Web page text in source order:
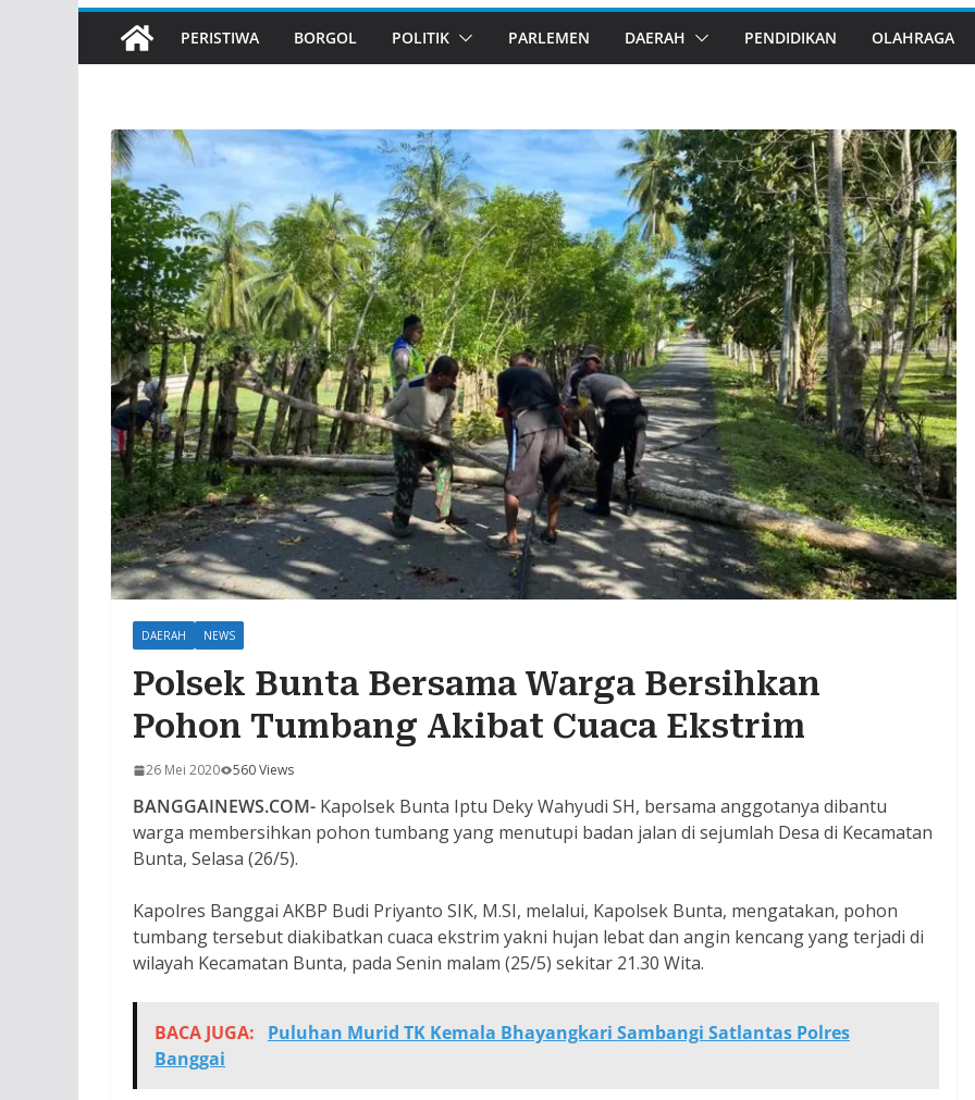
PERISTIWA BORGOL POLITIK PARLEMEN DAERAH PENDIDIKAN OLAHRAGA
DAERAH NEWS
Polsek Bunta Bersama Warga Bersihkan
Pohon Tumbang Akibat Cuaca Ekstrim
26 Mei 2020 560 Views
BANGGAINEWS.COM- Kapolsek Bunta Iptu Deky Wahyudi SH, bersama anggotanya dibantu
warga membersihkan pohon tumbang yang menutupi badan jalan di sejumlah Desa di Kecamatan
Bunta, Selasa (26/5).
Kapolres Banggai AKBP Budi Priyanto SIK, M.SI, melalui, Kapolsek Bunta, mengatakan, pohon
tumbang tersebut diakibatkan cuaca ekstrim yakni hujan lebat dan angin kencang yang terjadi di
wilayah Kecamatan Bunta, pada Senin malam (25/5) sekitar 21.30 Wita.
BACA JUGA:
Puluhan Murid TK Kemala Bhayangkari Sambangi Satlantas Polres
Banggai